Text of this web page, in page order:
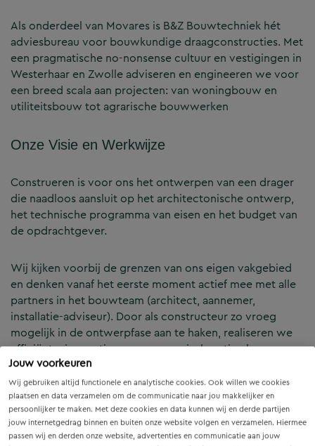
Jouw voorkeuren
Wij gebruiken altijd functionele en analytische cookies. Ook willen we cookies
plaatsen en data verzamelen om de communicatie naar jou makkelijker en
persoonlijker te maken. Met deze cookies en data kunnen wij en derde partijen
jouw internetgedrag binnen en buiten onze website volgen en verzamelen. Hiermee
passen wij en derden onze website, advertenties en communicatie aan jouw
Als onderdeel van Movares is B&Z Bouwtechniek hét
adviesbureau voor bouwkundige draagconstructies. Met
een pragmatische no-nonsense cultuur en vestigingen in
Westerhaar en Zwolle adviseren en engineeren we voor
een breed scala aan projecten: van woningbouw en
utiliteitsbouw tot agrarische bouwwerken
Onze Visie en Werkwijze
Construeren is voor ons het ontwerpen van een drager
die naadloos aansluit op het architectonische ontwerp,
het technische programma van eisen en het budget van
de opdrachtgever.
Wij kijken voorbij de grenzen van ons eigen vakgebied
en denken vanaf het eerste moment actief mee met alle
partners in het bouwteam (architect, aannemer,
installatie-adviseur). Door als constructeur zo vroeg
mogelijk in de ontwerpfase aan te haken, realiseren we
efficiënte, innovatieve en economisch optimale
constructies — voor zowel nieuwbouw als renovatie.
Onze Expertises en Activiteiten
B&Z Bouwtechniek verzorgt het volledige constructieve